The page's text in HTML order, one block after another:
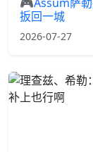
扳回一城
2026-07-27